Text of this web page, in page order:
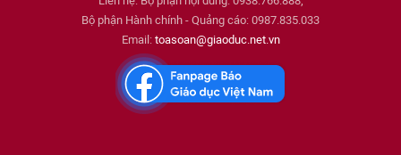
Bộ phận Hành chính - Quảng cáo: 0987.835.033
Email: toasoan@giaoduc.net.vn